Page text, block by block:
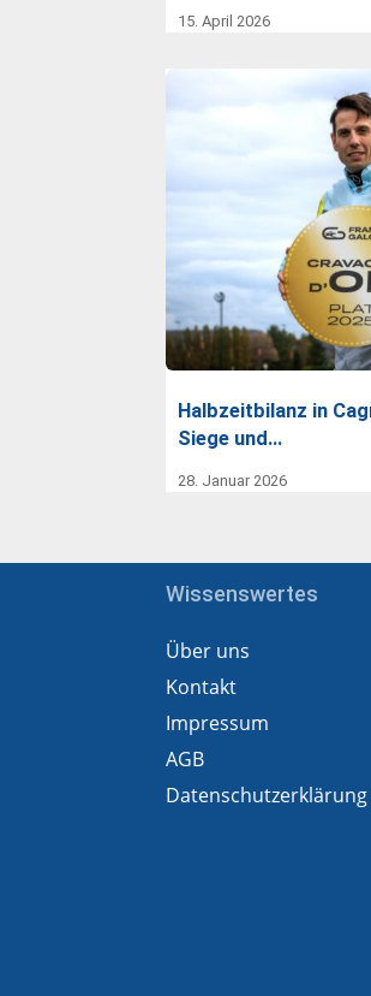
15. April 2026
Halbzeitbilanz in
Siege und…
28. Januar 2026
Wissenswertes
Über uns
Kontakt
Impressum
AGB
Datenschutzerklärung